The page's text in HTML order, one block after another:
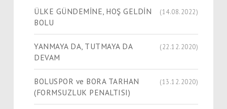
ÜLKE GÜNDEMİNE, HOŞ GELDİN
BOLU
(14.08.2022)
YANMAYA DA, TUTMAYA DA
DEVAM
(22.12.2020)
BOLUSPOR ve BORA TARHAN
(FORMSUZLUK PENALTISI)
(13.12.2020)